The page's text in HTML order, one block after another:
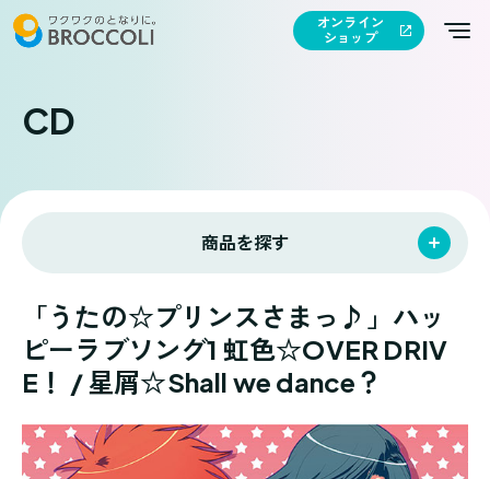
オンライン
ショップ
CD
商品を探す
「うたの☆プリンスさまっ♪」ハッ
ピーラブソング1 虹色☆OVER DRIV
E！ / 星屑☆Shall we dance？